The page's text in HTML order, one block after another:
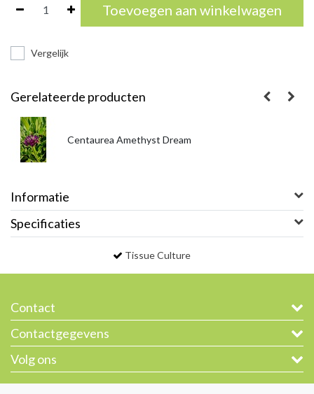
Toevoegen aan winkelwagen
Vergelijk
Gerelateerde producten
Centaurea Amethyst Dream
Informatie
Specificaties
Tissue Culture
Contact
Contactgegevens
Volg ons